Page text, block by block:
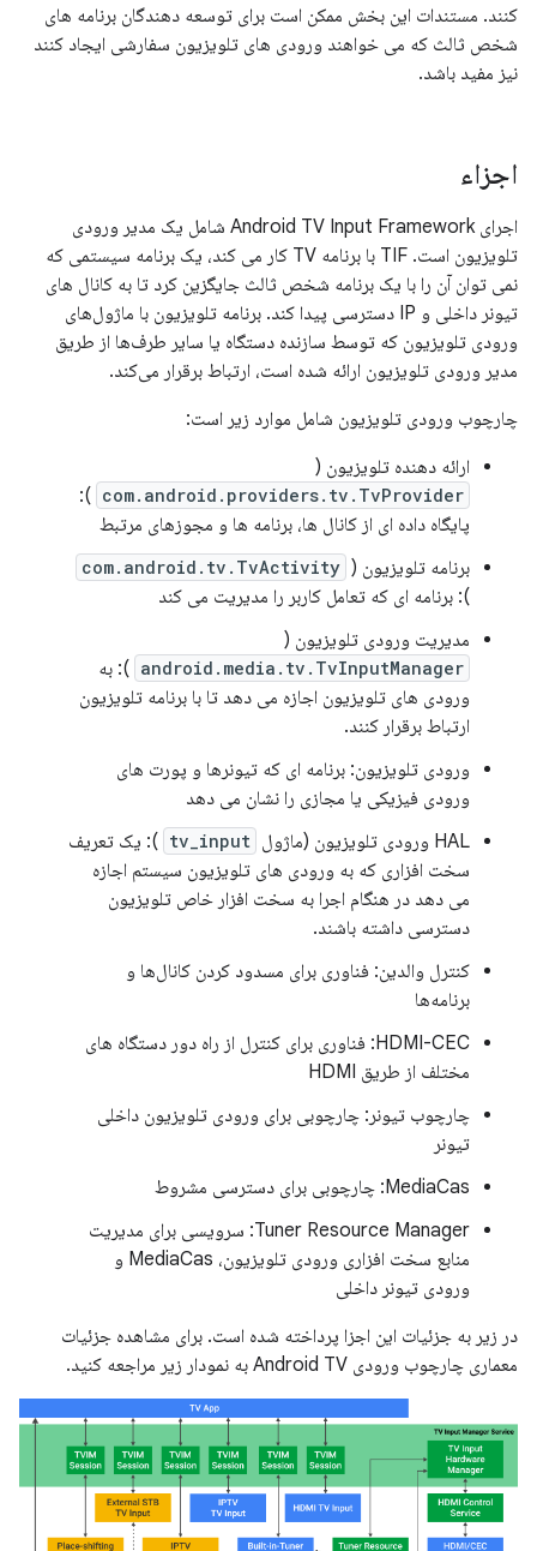
کنند. مستندات این بخش ممکن است برای توسعه دهندگان برنامه های
شخص ثالث که می خواهند ورودی های تلویزیون سفارشی ایجاد کنند
نیز مفید باشد.
اجزاء
اجرای Android TV Input Framework شامل یک مدیر ورودی
تلویزیون است. TIF با برنامه TV کار می کند، یک برنامه سیستمی که
نمی توان آن را با یک برنامه شخص ثالث جایگزین کرد تا به کانال های
تیونر داخلی و IP دسترسی پیدا کند. برنامه تلویزیون با ماژول‌های
ورودی تلویزیون که توسط سازنده دستگاه یا سایر طرف‌ها از طریق
مدیر ورودی تلویزیون ارائه شده است، ارتباط برقرار می‌کند.
چارچوب ورودی تلویزیون شامل موارد زیر است:
ارائه دهنده تلویزیون (
com.android.providers.tv.TvProvider
):
پایگاه داده ای از کانال ها، برنامه ها و مجوزهای مرتبط
برنامه تلویزیون ( com.android.tv.TvActivity
): برنامه ای که تعامل کاربر را مدیریت می کند
مدیریت ورودی تلویزیون (
android.media.tv.TvInputManager ): به
ورودی های تلویزیون اجازه می دهد تا با برنامه تلویزیون
ارتباط برقرار کنند.
ورودی تلویزیون: برنامه ای که تیونرها و پورت های
ورودی فیزیکی یا مجازی را نشان می دهد
HAL ورودی تلویزیون (ماژول
tv_input ): یک تعریف
سخت افزاری که به ورودی های تلویزیون سیستم اجازه
می دهد در هنگام اجرا به سخت افزار خاص تلویزیون
دسترسی داشته باشند.
کنترل والدین: فناوری برای مسدود کردن کانال‌ها و
برنامه‌ها
HDMI-CEC: فناوری برای کنترل از راه دور دستگاه های
مختلف از طریق HDMI
چارچوب تیونر: چارچوبی برای ورودی تلویزیون داخلی
تیونر
MediaCas: چارچوبی برای دسترسی مشروط
Tuner Resource Manager: سرویسی برای مدیریت
منابع سخت افزاری ورودی تلویزیون، MediaCas و
ورودی تیونر داخلی
در زیر به جزئیات این اجزا پرداخته شده است. برای مشاهده جزئیات
معماری چارچوب ورودی Android TV به نمودار زیر مراجعه کنید.